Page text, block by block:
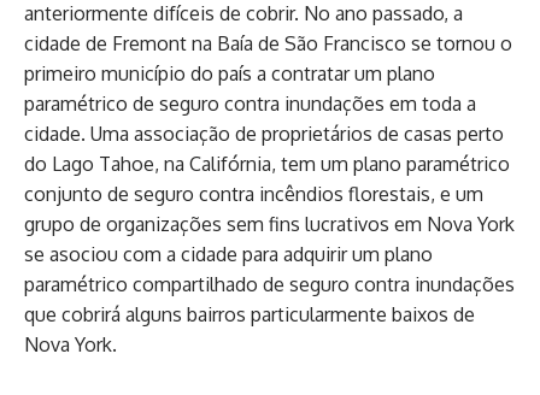
anteriormente difíceis de cobrir. No ano passado, a
cidade de Fremont na Baía de São Francisco se tornou o
primeiro município do país a contratar um plano
paramétrico de seguro contra inundações em toda a
cidade. Uma associação de proprietários de casas perto
do Lago Tahoe, na Califórnia, tem um plano paramétrico
conjunto de seguro contra incêndios florestais, e um
grupo de organizações sem fins lucrativos em Nova York
se asociou com a cidade para adquirir um plano
paramétrico compartilhado de seguro contra inundações
que cobrirá alguns bairros particularmente baixos de
Nova York.